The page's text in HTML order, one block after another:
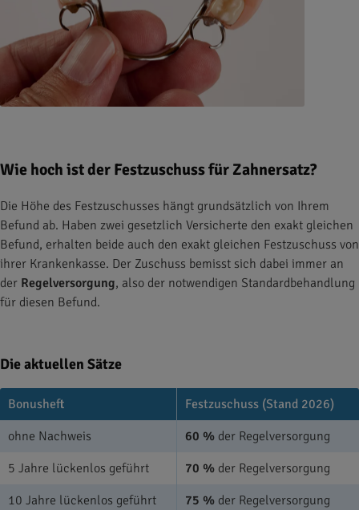
Wie hoch ist der Festzuschuss für Zahnersatz?
Die Höhe des Festzuschusses hängt grundsätzlich von Ihrem
Befund ab. Haben zwei gesetzlich Versicherte den exakt gleichen
Befund, erhalten beide auch den exakt gleichen Festzuschuss von
ihrer Krankenkasse. Der Zuschuss bemisst sich dabei immer an
der Regelversorgung, also der notwendigen Standardbehandlung
für diesen Befund.
Die aktuellen Sätze
Bonusheft
Festzuschuss (Stand 2026)
ohne Nachweis
60 % der Regelversorgung
5 Jahre lückenlos geführt
70 % der Regelversorgung
10 Jahre lückenlos geführt
75 % der Regelversorgung